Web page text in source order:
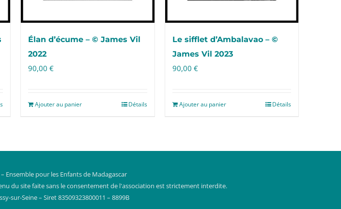
Élan d’écume – © James Vil
2022
90,00 €
Ajouter au panier Détails
Le sifflet d’Ambalavao – ©
James Vil 2023
90,00 €
Ajouter au panier Détails
Ensemble pour les Enfants de Madagascar
du site faite sans le consentement de l'association est strictement interdite.
sur-Seine – Siret 83509323800011 – 8899B